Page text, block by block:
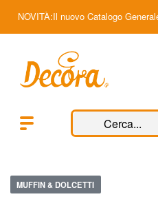
NOVITÀ:Il nuovo Catalogo
MUFFIN & DOLCETTI